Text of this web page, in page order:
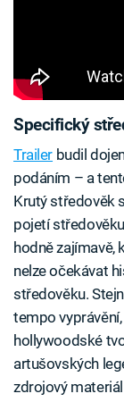
Specifický
Trailer budil
podáním – a
Krutý středověk
pojetí
hodně zajímavě,
nelze očekávat
středověku.
tempo
hollywoodské
artušovských
zdrojový